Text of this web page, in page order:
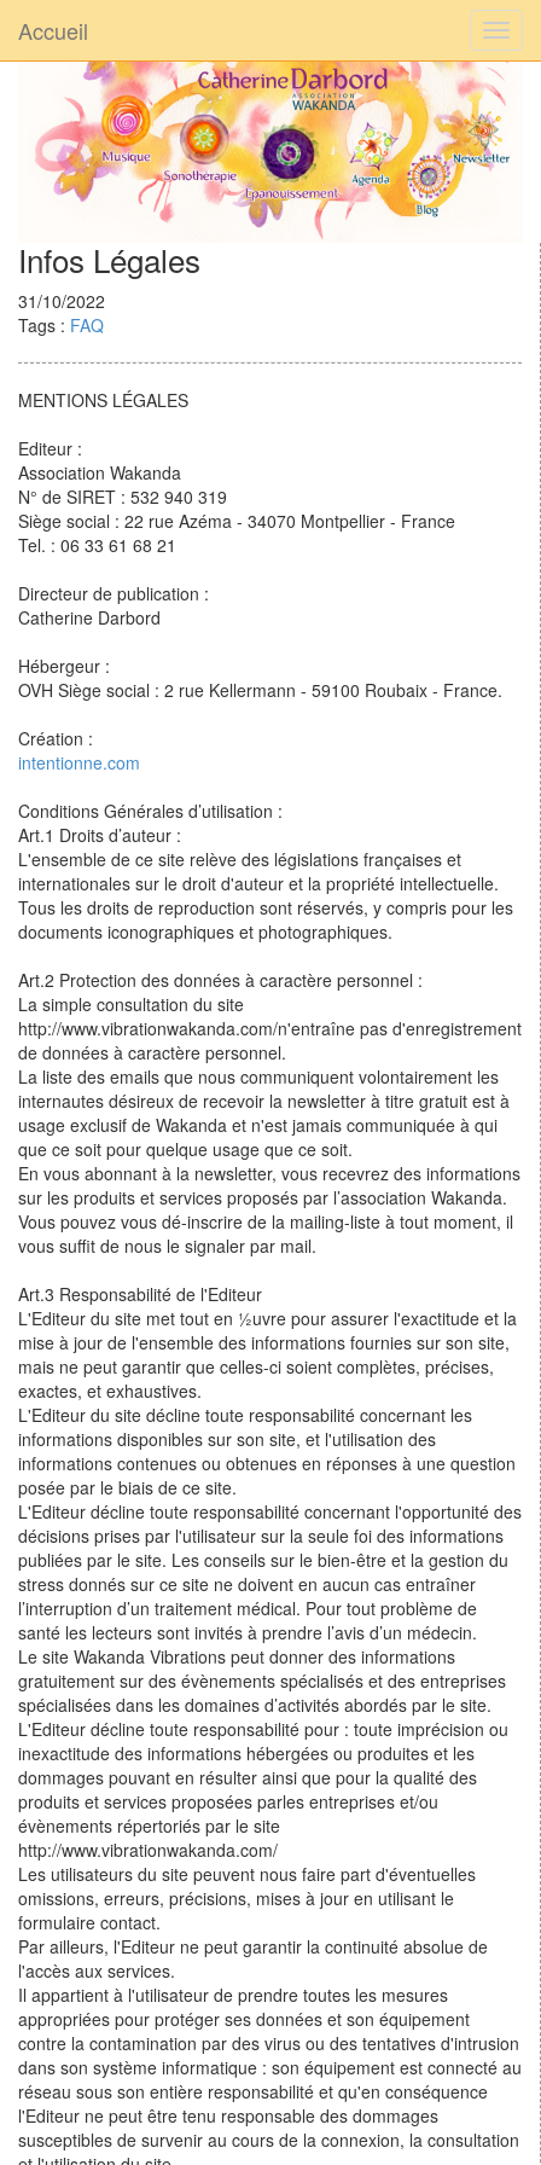
Accueil
Infos Légales
31/10/2022
Tags : FAQ
MENTIONS LÉGALES
Editeur :
Association Wakanda
N° de SIRET : 532 940 319
Siège social : 22 rue Azéma - 34070 Montpellier - France
Tel. : 06 33 61 68 21
Directeur de publication :
Catherine Darbord
Hébergeur :
OVH Siège social : 2 rue Kellermann - 59100 Roubaix - France.
Création :
intentionne.com
Conditions Générales d’utilisation :
Art.1 Droits d’auteur :
L'ensemble de ce site relève des législations françaises et
internationales sur le droit d'auteur et la propriété intellectuelle.
Tous les droits de reproduction sont réservés, y compris pour les
documents iconographiques et photographiques.
Art.2 Protection des données à caractère personnel :
La simple consultation du site
http://www.vibrationwakanda.com/n'entraîne pas d'enregistrement
de données à caractère personnel.
La liste des emails que nous communiquent volontairement les
internautes désireux de recevoir la newsletter à titre gratuit est à
usage exclusif de Wakanda et n'est jamais communiquée à qui
que ce soit pour quelque usage que ce soit.
En vous abonnant à la newsletter, vous recevrez des informations
sur les produits et services proposés par l’association Wakanda.
Vous pouvez vous dé-inscrire de la mailing-liste à tout moment, il
vous suffit de nous le signaler par mail.
Art.3 Responsabilité de l'Editeur
L'Editeur du site met tout en ½uvre pour assurer l'exactitude et la
mise à jour de l'ensemble des informations fournies sur son site,
mais ne peut garantir que celles-ci soient complètes, précises,
exactes, et exhaustives.
L'Editeur du site décline toute responsabilité concernant les
informations disponibles sur son site, et l'utilisation des
informations contenues ou obtenues en réponses à une question
posée par le biais de ce site.
L'Editeur décline toute responsabilité concernant l'opportunité des
décisions prises par l'utilisateur sur la seule foi des informations
publiées par le site. Les conseils sur le bien-être et la gestion du
stress donnés sur ce site ne doivent en aucun cas entraîner
l’interruption d’un traitement médical. Pour tout problème de
santé les lecteurs sont invités à prendre l’avis d’un médecin.
Le site Wakanda Vibrations peut donner des informations
gratuitement sur des évènements spécialisés et des entreprises
spécialisées dans les domaines d’activités abordés par le site.
L'Editeur décline toute responsabilité pour : toute imprécision ou
inexactitude des informations hébergées ou produites et les
dommages pouvant en résulter ainsi que pour la qualité des
produits et services proposées parles entreprises et/ou
évènements répertoriés par le site
http://www.vibrationwakanda.com/
Les utilisateurs du site peuvent nous faire part d'éventuelles
omissions, erreurs, précisions, mises à jour en utilisant le
formulaire contact.
Par ailleurs, l'Editeur ne peut garantir la continuité absolue de
l'accès aux services.
Il appartient à l'utilisateur de prendre toutes les mesures
appropriées pour protéger ses données et son équipement
contre la contamination par des virus ou des tentatives d'intrusion
dans son système informatique : son équipement est connecté au
réseau sous son entière responsabilité et qu'en conséquence
l'Editeur ne peut être tenu responsable des dommages
susceptibles de survenir au cours de la connexion, la consultation